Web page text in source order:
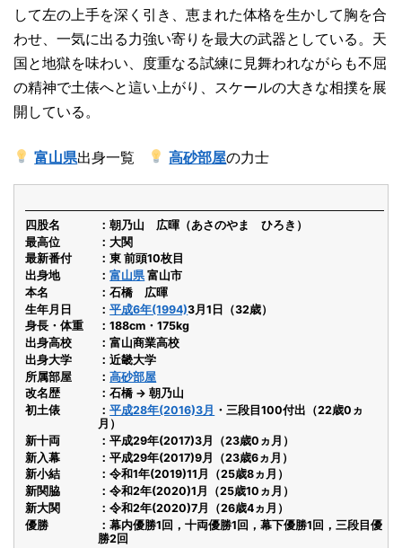
して左の上手を深く引き、恵まれた体格を生かして胸を合
わせ、一気に出る力強い寄りを最大の武器としている。天
国と地獄を味わい、度重なる試練に見舞われながらも不屈
の精神で土俵へと這い上がり、スケールの大きな相撲を展
開している。
富山県出身一覧 高砂部屋の力士
四股名
朝乃山 広暉（あさのやま ひろき）
最高位
大関
最新番付
東 前頭10枚目
出身地
富山県富山市
本名
石橋 広暉
生年月日
平成6年(1994)3月1日（32歳）
身長・体重
188cm・175kg
出身高校
富山商業高校
出身大学
近畿大学
所属部屋
高砂部屋
改名歴
石橋 → 朝乃山
初土俵
平成28年(2016)3月 ・三段目100付出（22歳0ヵ
月）
新十両
平成29年(2017)3月（23歳0ヵ月）
新入幕
平成29年(2017)9月（23歳6ヵ月）
新小結
令和1年(2019)11月（25歳8ヵ月）
新関脇
令和2年(2020)1月（25歳10ヵ月）
新大関
令和2年(2020)7月（26歳4ヵ月）
優勝
幕内優勝1回，十両優勝1回，幕下優勝1回，三段目優
勝2回